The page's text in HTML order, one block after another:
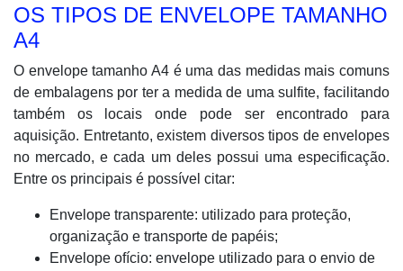
OS TIPOS DE ENVELOPE TAMANHO
A4
O envelope tamanho A4 é uma das medidas mais comuns
de embalagens por ter a medida de uma sulfite, facilitando
também os locais onde pode ser encontrado para
aquisição. Entretanto, existem diversos tipos de envelopes
no mercado, e cada um deles possui uma especificação.
Entre os principais é possível citar:
Envelope transparente: utilizado para proteção,
organização e transporte de papéis;
Envelope ofício: envelope utilizado para o envio de